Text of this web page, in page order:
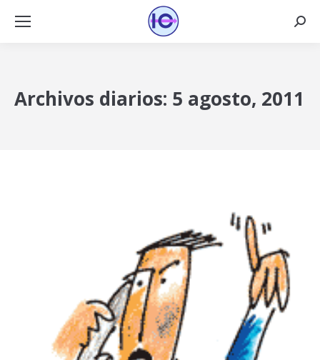
Archivos diarios: 5 agosto, 2011